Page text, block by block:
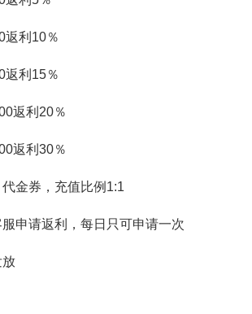
返利10％
返利15％
返利20％
返利30％
金券，充值比例1:1
申请返利，每日只可申请一次
放